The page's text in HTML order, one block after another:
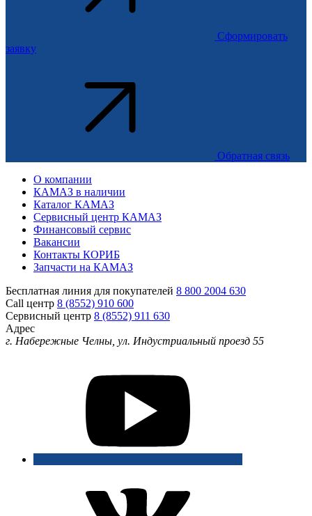
Сформировать
заявку
Обратная связь
О компании
КАМАЗ в наличии
Каталог КАМАЗ
Сервисный центр КАМАЗ
Финансовый сервис
Вакансии
Контакты КОРИБ
Запчасти на КАМАЗ
Бесплатная линия для покупателей 8 800 2004 630
Call центр 8 (8552) 910 600
Сервисный центр 8 (8552) 911 630
Адрес
г. Набережные Челны, ул. Индустриальный проезд 55